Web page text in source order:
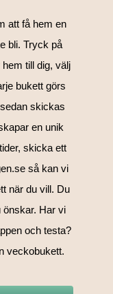
att få hem en
bli. Tryck på
till dig, välj
bukett görs
skickas
en unik
skicka ett
så kan vi
när du vill. Du
önskar. Har vi
och testa?
veckobukett.